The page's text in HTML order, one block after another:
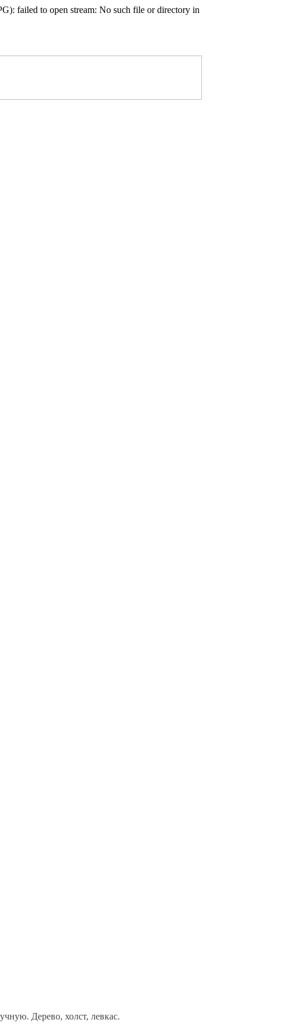
failed to open stream: No such file or directory in
Дерево, холст, левкас.